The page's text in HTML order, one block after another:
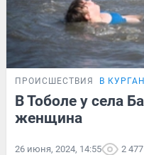
ПРОИСШЕСТВИЯ В
В Тоболе у села
женщина
26 июня, 2024, 14:55 2 477